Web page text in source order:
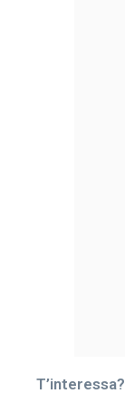
T’interessa?